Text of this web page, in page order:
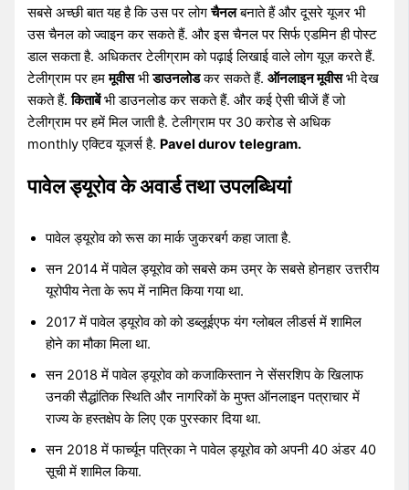
सबसे अच्छी बात यह है कि उस पर लोगचैनलबनाते हैं और दूसरे यूजर भी
उस चैनल को ज्वाइन कर सकते हैं. और इस चैनल पर सिर्फ एडमिन ही पोस्ट
डाल सकता है. अधिकतर टेलीग्राम को पढ़ाई लिखाई वाले लोग यूज़ करते हैं.
टेलीग्राम पर हममूवीसभीडाउनलोडकर सकते हैं.ऑनलाइन मूवीसभी देख
सकते हैं.किताबेंभी डाउनलोड कर सकते हैं. और कई ऐसी चीजें हैं जो
टेलीग्राम पर हमें मिल जाती है. टेलीग्राम पर 30 करोड से अधिक
monthly एक्टिव यूजर्स है. Pavel durov telegram.
पावेल ड्यूरोव के अवार्ड तथा उपलब्धियां
पावेल ड्यूरोव को रूस का मार्क जुकरबर्ग कहा जाता है.
सन 2014 में पावेल ड्यूरोव को सबसे कम उम्र के सबसे होनहार उत्तरीय
यूरोपीय नेता के रूप में नामित किया गया था.
2017 में पावेल ड्यूरोव को को डब्लूईएफ यंग ग्लोबल लीडर्स में शामिल
होने का मौका मिला था.
सन 2018 में पावेल ड्यूरोव को कजाकिस्तान ने सेंसरशिप के खिलाफ
उनकी सैद्धांतिक स्थिति और नागरिकों के मुफ्त ऑनलाइन पत्राचार में
राज्य के हस्तक्षेप के लिए एक पुरस्कार दिया था.
सन 2018 में फार्च्यून पत्रिका ने पावेल ड्यूरोव को अपनी 40 अंडर 40
सूची में शामिल किया.